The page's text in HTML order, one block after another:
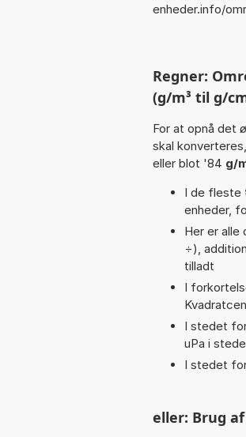
enheder.info/
Regner:
(g/m³ til g/
For at opnå det
skal
eller blot '84 g/
I de fleste
enheder,
Her er alle
÷),
tilladt
I
I stedet
uPa i
I stedet
eller: Brug